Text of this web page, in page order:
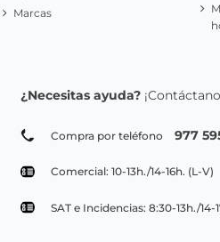
Marcas
¿Necesitas ayuda?
Compra por teléfono 977
Comercial: 10-13h./14-16h. (L-V)
SAT e Incidencias: 8:30-13h./14-